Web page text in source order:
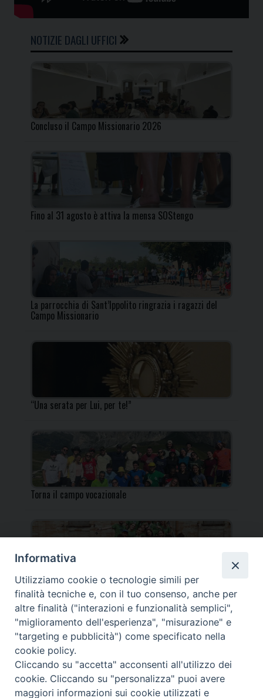
NOTIZIE DAGLI UFFICI
Concluso il Campo Missionario 2026
Fino al 31 agosto è attiva la mensa SOStengo
La parrocchia di Sant’Ippolito ringrazia i ragazzi del
Campo Missionario
“Una serata per Lui, per te!”
Torna il campo vocazionale
Torna il Campo Missionario Diocesano
_____________________________________________________
_____________________________
DIOCESI DI FANO FOSSOMBRONE CAGLI PERGOLA | Via Roma,
Informativa
Utilizziamo cookie o tecnologie simili per
finalità tecniche e, con il tuo consenso, anche per
altre finalità ("interazioni e funzionalità semplici",
"miglioramento dell'esperienza", "misurazione" e
"targeting e pubblicità") come specificato nella
cookie policy.
Cliccando su "accetta" acconsenti all'utilizzo dei
cookie. Cliccando su "personalizza" puoi avere
maggiori informazioni sui cookie utilizzati e